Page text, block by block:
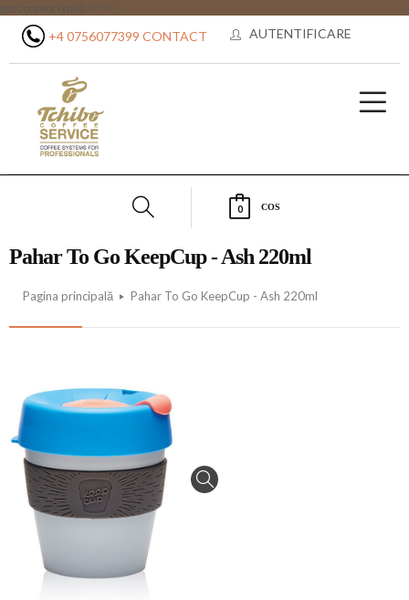
getContentType() ?>" />
+4 0756077399 CONTACT AUTENTIFICARE
0 COS
Pahar To Go KeepCup - Ash 220ml
Pagina principală Pahar To Go KeepCup - Ash 220ml